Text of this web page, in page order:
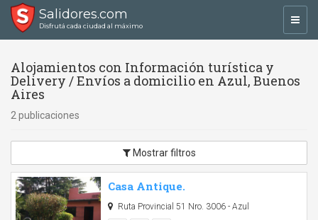
Salidores.com
Disfrutá cada ciudad al máximo
Alojamientos con Información turística y
Delivery / Envíos a domicilio en Azul, Buenos
Aires
2 publicaciones
Mostrar filtros
Casa Antique.
Ruta Provincial 51 Nro. 3006 - Azul